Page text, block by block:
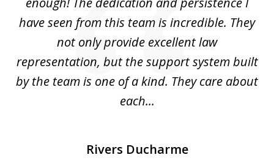
have seen from this team is incredible. They
not only provide excellent law
representation, but the support system built
by the team is one of a kind. They care about
each...
Rivers Ducharme